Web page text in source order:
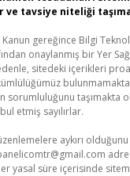
ve tavsiye niteliği
Kanun gereğince Bilgi
onaylanmış bir Yer
sitedeki içerikleri
sorumluluğunu taşımakta
etmiş sayılırlar.
aykırı
yasal süre içerisinde